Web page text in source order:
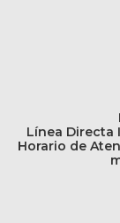
Línea Directa
Horario de